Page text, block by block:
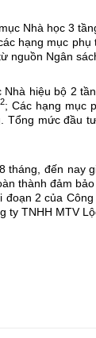
Nhà học 3
hạng mục
nguồn Ngân
hiệu bộ 2
2; Các hạng mục
Tổng mức đầu
đến nay
thành đảm
2 của
ty TNHH MTV